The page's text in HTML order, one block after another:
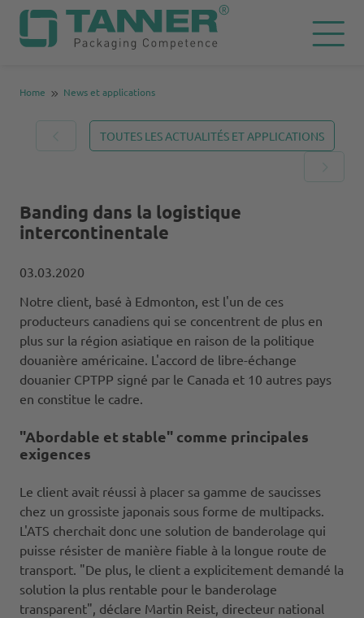
Home News et applications
TOUTES LES ACTUALITÉS ET APPLICATIONS
Banding dans la logistique
intercontinentale
03.03.2020
Notre client, basé à Edmonton, est l'un de ces
producteurs canadiens qui se concentrent de plus en
plus sur la région asiatique en raison de la politique
douanière américaine. L'accord de libre-échange
douanier CPTPP signé par le Canada et 10 autres pays
en constitue le cadre.
"Abordable et stable" comme principales
exigences
Le client avait réussi à placer sa gamme de saucisses
chez un grossiste japonais sous forme de multipacks.
L'ATS cherchait donc une solution de banderolage qui
puisse résister de manière fiable à la longue route de
transport. "De plus, le client a explicitement demandé la
solution la plus rentable pour le banderolage
transparent", déclare Martin Reist, directeur national